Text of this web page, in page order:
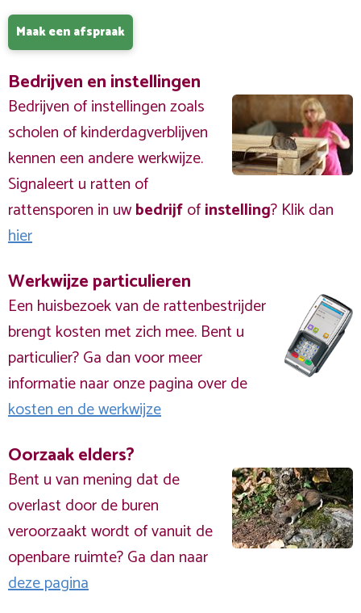
Maak een afspraak
Bedrijven en instellingen
Bedrijven of instellingen zoals
scholen of kinderdagverblijven
kennen een andere werkwijze.
Signaleert u ratten of
rattensporen in uwbedrijfofinstelling? Klik dan
hier
Werkwijze particulieren
Een huisbezoek van de rattenbestrijder
brengt kosten met zich mee. Bent u
particulier? Ga dan voor meer
informatie naar onze pagina over de
kosten en de werkwijze
Oorzaak elders?
Bent u van mening dat de
overlast door de buren
veroorzaakt wordt of vanuit de
openbare ruimte? Ga dan naar
deze pagina